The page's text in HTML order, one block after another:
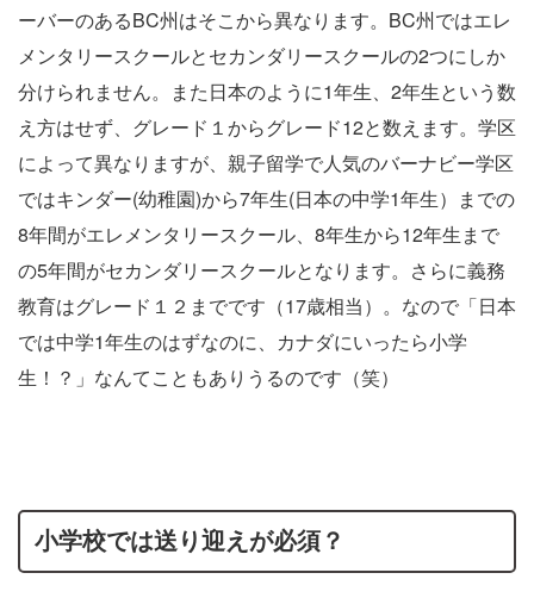
ーバーのあるBC州はそこから異なります。BC州ではエレ
メンタリースクールとセカンダリースクールの2つにしか
分けられません。また日本のように1年生、2年生という数
え方はせず、グレード１からグレード12と数えます。学区
によって異なりますが、親子留学で人気のバーナビー学区
ではキンダー(幼稚園)から7年生(日本の中学1年生）までの
8年間がエレメンタリースクール、8年生から12年生まで
の5年間がセカンダリースクールとなります。さらに義務
教育はグレード１２までです（17歳相当）。なので「日本
では中学1年生のはずなのに、カナダにいったら小学
生！？」なんてこともありうるのです（笑）
小学校では送り迎えが必須？